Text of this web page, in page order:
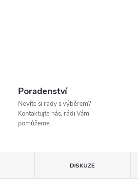
Poradenství
Nevíte si rady s výběrem?
Kontaktujte nás, rádi Vám
pomůžeme.
DISKUZE